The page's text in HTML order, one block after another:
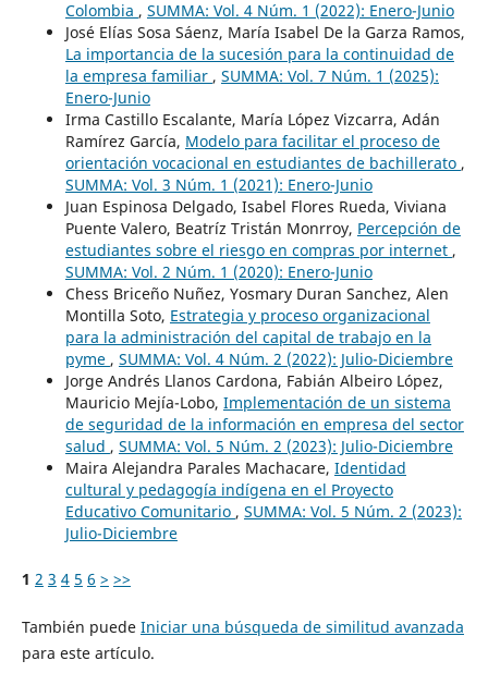
Colombia , SUMMA: Vol. 4 Núm. 1 (2022): Enero-Junio
José Elías Sosa Sáenz, María Isabel De la Garza Ramos,
La importancia de la sucesión para la continuidad de
la empresa familiar , SUMMA: Vol. 7 Núm. 1 (2025):
Enero-Junio
Irma Castillo Escalante, María López Vizcarra, Adán
Ramírez García, Modelo para facilitar el proceso de
orientación vocacional en estudiantes de bachillerato ,
SUMMA: Vol. 3 Núm. 1 (2021): Enero-Junio
Juan Espinosa Delgado, Isabel Flores Rueda, Viviana
Puente Valero, Beatríz Tristán Monrroy, Percepción de
estudiantes sobre el riesgo en compras por internet ,
SUMMA: Vol. 2 Núm. 1 (2020): Enero-Junio
Chess Briceño Nuñez, Yosmary Duran Sanchez, Alen
Montilla Soto, Estrategia y proceso organizacional
para la administración del capital de trabajo en la
pyme , SUMMA: Vol. 4 Núm. 2 (2022): Julio-Diciembre
Jorge Andrés Llanos Cardona, Fabián Albeiro López,
Mauricio Mejía-Lobo, Implementación de un sistema
de seguridad de la información en empresa del sector
salud , SUMMA: Vol. 5 Núm. 2 (2023): Julio-Diciembre
Maira Alejandra Parales Machacare, Identidad
cultural y pedagogía indígena en el Proyecto
Educativo Comunitario , SUMMA: Vol. 5 Núm. 2 (2023):
Julio-Diciembre
1 2 3 4 5 6 > >>
También puede Iniciar una búsqueda de similitud avanzada
para este artículo.